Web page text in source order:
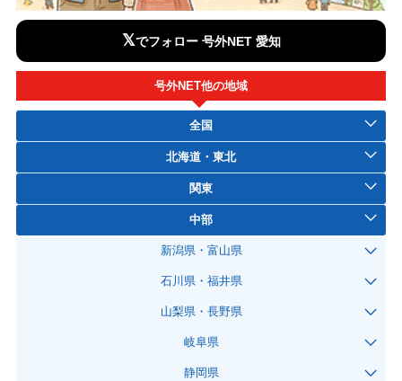
𝕏でフォロー 号外NET 愛知
号外NET他の地域
全国
北海道・東北
関東
中部
新潟県・富山県
石川県・福井県
山梨県・長野県
岐阜県
静岡県